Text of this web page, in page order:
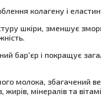
колагену і
шкіри, зменшує
бар'єр і покращує
молока, збагачений
жирів, мінералів та